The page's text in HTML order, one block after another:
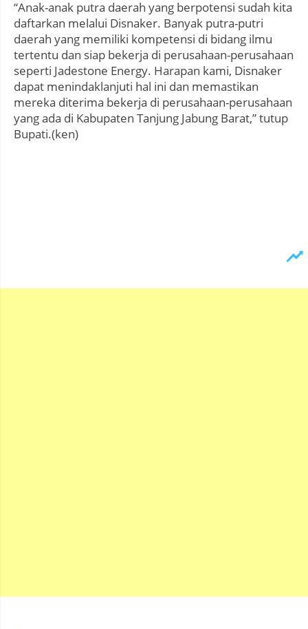
“Anak-anak putra daerah yang berpotensi sudah kita
daftarkan melalui Disnaker. Banyak putra-putri
daerah yang memiliki kompetensi di bidang ilmu
tertentu dan siap bekerja di perusahaan-perusahaan
seperti Jadestone Energy. Harapan kami, Disnaker
dapat menindaklanjuti hal ini dan memastikan
mereka diterima bekerja di perusahaan-perusahaan
yang ada di Kabupaten Tanjung Jabung Barat,” tutup
Bupati.(ken)